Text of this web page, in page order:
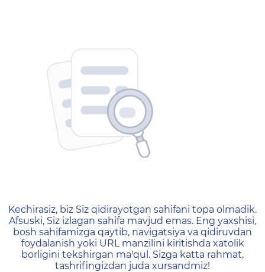
404 — Страница не
Kechirasiz, biz Siz qidirayotgan sahifani topa olmadik.
Afsuski, Siz izlagan sahifa mavjud emas. Eng yaxshisi,
bosh sahifamizga qaytib, navigatsiya va qidiruvdan
foydalanish yoki URL manzilini kiritishda xatolik
borligini tekshirgan ma'qul. Sizga katta rahmat,
tashrifingizdan juda xursandmiz!